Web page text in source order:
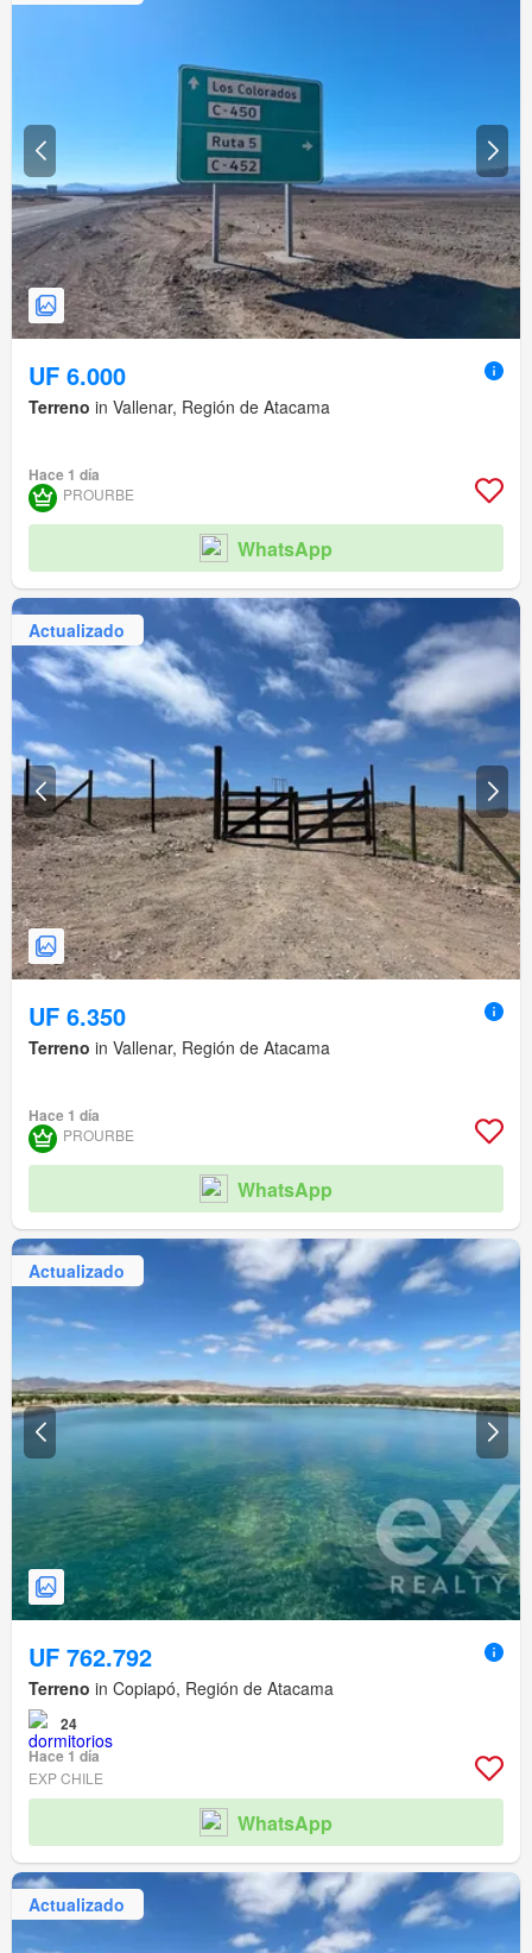
UF 6.000
Terreno in Vallenar, Región de Atacama
Hace 1 día
PROURBE
WhatsApp
Actualizado
UF 6.350
Terreno in Vallenar, Región de Atacama
Hace 1 día
PROURBE
WhatsApp
Actualizado
UF 762.792
Terreno in Copiapó, Región de Atacama
24
Hace 1 día
EXP CHILE
WhatsApp
Actualizado